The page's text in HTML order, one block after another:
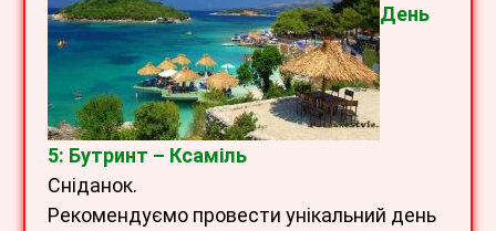
День
5: Бутринт – Ксаміль
Сніданок.
Рекомендуємо провести унікальний день